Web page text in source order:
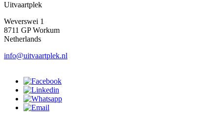
Uitvaartplek
Weverswei 1
8711 GP Workum
Netherlands
info@uitvaartplek.nl